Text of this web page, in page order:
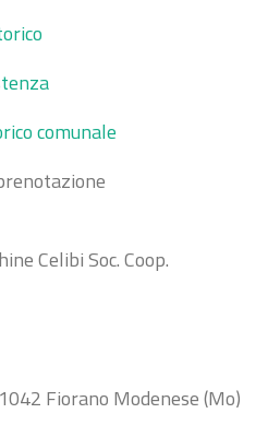
comunale
Celibi Soc. Coop.
Fiorano Modenese (Mo)